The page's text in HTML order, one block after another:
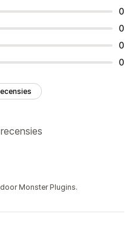
0
0
0
0
Monster Plugins.